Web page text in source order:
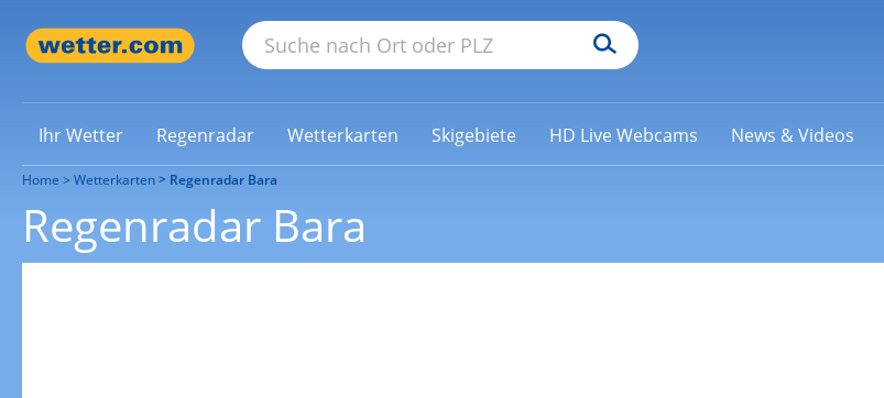
Ihr Wetter Regenradar Wetterkarten Skigebiete HD Live Webcams News & Videos
Home Wetterkarten Regenradar Bara
Regenradar Bara